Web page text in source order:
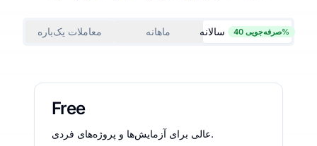
معاملات یک‌باره ماهانه سالانه صرفه‌جویی 40%
Free
عالی برای آزمایش‌ها و پروژه‌های فردی.